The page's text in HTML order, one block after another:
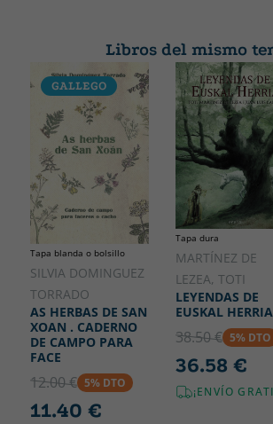
Libros del mismo
GALLEGO
Tapa blanda o bolsillo
SILVIA DOMINGUEZ
TORRADO
AS HERBAS DE SAN
XOAN . CADERNO
DE CAMPO PARA
FACE
12.00 € 5% DTO
11.40 €
Tapa dura
MARTÍNEZ DE
LEZEA, TOTI
LEYENDAS DE
EUSKAL HERRIA
38.50 € 5% DTO
36.58 €
¡ENVÍO